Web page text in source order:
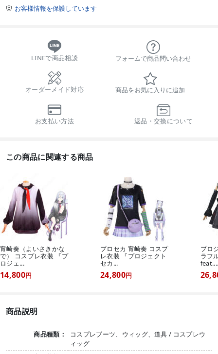
 お客様情報を保護しています
LINEで商品相談 フォームで商品問い合わせ
オーダーメイド対応 商品をお気に入りに追加
お支払い方法 返品・交換について
この商品に関連する商品
宵崎奏（よいさきかな
で） コスプレ衣装 『プ
ロジェ...
14,800円
プロセカ 宵崎奏 コスプ
レ衣装 『プロジェクト
セカ...
24,800円
プロ
ラフ
商品説明
商品種類：
コスプレブーツ、ウィッグ、道具 / コスプレウ
ィッグ